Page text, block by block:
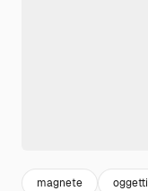
magnete oggetti